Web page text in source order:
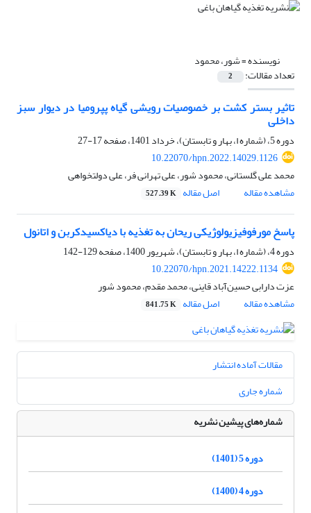
نویسنده =شور، محمود
تعداد مقالات: 2
تاثیر بستر کشت بر خصوصیات رویشی گیاه پپرومیا در دیوار سبز
داخلی
دوره 5، (شماره ا، بهار و تابستان)، خرداد 1401، صفحه
17-27
10.22070/hpn.2022.14029.1126
محمد علی گلستانی، محمود شور، علی تهرانی فر، علی دولتخواهی
مشاهده مقاله
اصل مقاله 527.39 K
پاسخ مورفوفیزیولوژیکی ریحان به تغذیه با دی‏اکسیدکربن و اتانول
دوره 4، (شماره ا، بهار و تابستان)، شهریور 1400، صفحه
129-142
10.22070/hpn.2021.14222.1134
عزت دارابی حسین‌آباد قاینی، محمد مقدم، محمود شور
مشاهده مقاله
اصل مقاله 841.75 K
مقالات آماده انتشار
شماره جاری
شماره‌های پیشین نشریه
دوره 5 (1401)
دوره 4 (1400)